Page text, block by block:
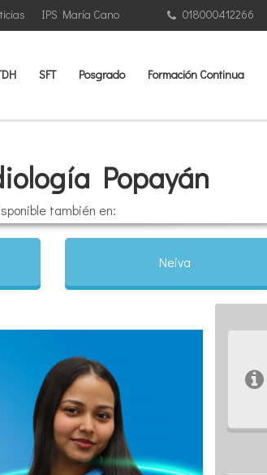
IPS María Cano 018000412266
SFT Posgrado Formación Continua
Popayán
también en:
Neiva